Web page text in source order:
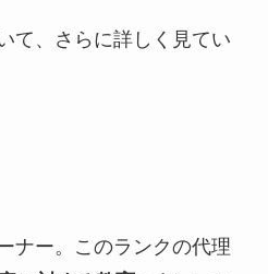
て、さらに詳しく見てい
ナー。このランクの代理